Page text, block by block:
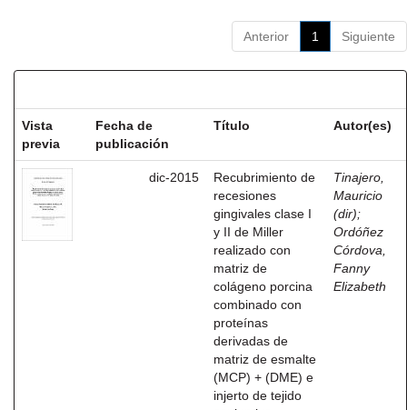
Anterior 1 Siguiente
Vista
previa
Fecha de
publicación
Título Autor(es)
dic-2015
Recubrimiento de
recesiones
gingivales clase I
y II de Miller
realizado con
matriz de
colágeno porcina
combinado con
proteínas
derivadas de
matriz de esmalte
(MCP) + (DME) e
injerto de tejido
Tinajero,
Mauricio
(dir);
Ordóñez
Córdova,
Fanny
Elizabeth